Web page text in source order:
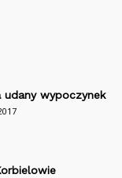
wypoczynek